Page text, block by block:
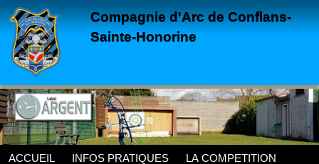
Compagnie d'Arc de Conflans-
Sainte-Honorine
ACCUEIL INFOS PRATIQUES LA COMPETITION
Panneau de gestion des cookies